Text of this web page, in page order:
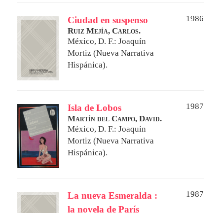
Ciudad en suspenso
1986
Ruiz Mejía, Carlos.
México, D. F.: Joaquín
Mortiz (Nueva Narrativa
Hispánica).
Isla de Lobos
1987
Martín del Campo, David.
México, D. F.: Joaquín
Mortiz (Nueva Narrativa
Hispánica).
La nueva Esmeralda :
la novela de París
1987